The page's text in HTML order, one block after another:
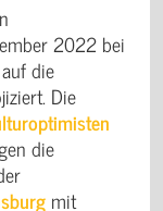
2022 bei
die
Die
die
mit